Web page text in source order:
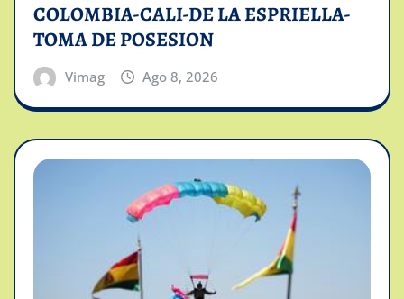
COLOMBIA-CALI-DE LA ESPRIELLA-
TOMA DE POSESION
Vimag Ago 8, 2026